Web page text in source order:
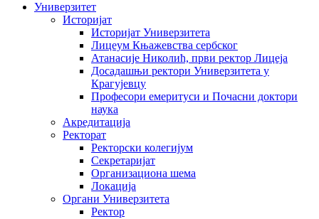
Универзитет
Историјат
Историјат Универзитета
Лицеум Књажевства сербског
Атанасије Николић, први ректор Лицеја
Досадашњи ректори Универзитета у
Крагујевцу
Професори емеритуси и Почасни доктори
наука
Акредитација
Ректорат
Ректорски колегијум
Секретаријат
Организациона шема
Локација
Органи Универзитета
Ректор